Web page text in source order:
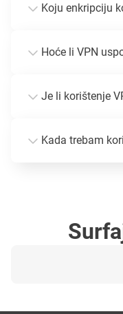
Koju enkripciju
Hoće li VPN
Je li korištenje
Kada trebam